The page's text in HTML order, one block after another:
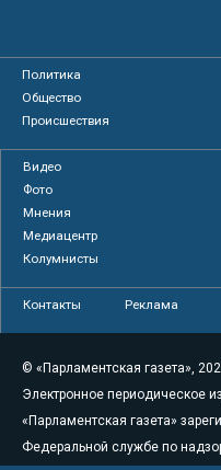
Политика
Общество
Происшествия
Видео
Фото
Мнения
Медиацентр
Колумнисты
Контакты Реклама
© «Парламентская газета»,
Электронное периодическое
«Парламентская газета»
Федеральной службе по